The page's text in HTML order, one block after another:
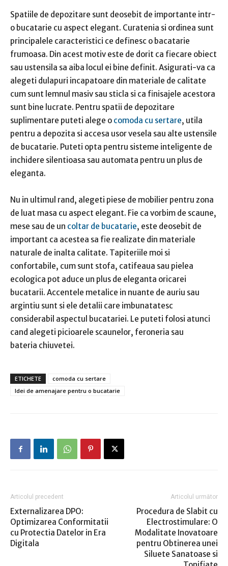
Spatiile de depozitare sunt deosebit de importante intr-
o bucatarie cu aspect elegant. Curatenia si ordinea sunt
principalele caracteristici ce definesc o bacatarie
frumoasa. Din acest motiv este de dorit ca fiecare obiect
sau ustensila sa aiba locul ei bine definit. Asigurati-va ca
alegeti dulapuri incapatoare din materiale de calitate
cum sunt lemnul masiv sau sticla si ca finisajele acestora
sunt bine lucrate. Pentru spatii de depozitare
suplimentare puteti alege o comoda cu sertare, utila
pentru a depozita si accesa usor vesela sau alte ustensile
de bucatarie. Puteti opta pentru sisteme inteligente de
inchidere silentioasa sau automata pentru un plus de
eleganta.
Nu in ultimul rand, alegeti piese de mobilier pentru zona
de luat masa cu aspect elegant. Fie ca vorbim de scaune,
mese sau de un coltar de bucatarie, este deosebit de
important ca acestea sa fie realizate din materiale
naturale de inalta calitate. Tapiteriile moi si
confortabile, cum sunt stofa, catifeaua sau pielea
ecologica pot aduce un plus de eleganta oricarei
bucatarii. Accentele metalice in nuante de auriu sau
argintiu sunt si ele detalii care imbunatatesc
considerabil aspectul bucatariei. Le puteti folosi atunci
cand alegeti picioarele scaunelor, feroneria sau
bateria chiuvetei.
ETICHETE
comoda cu sertare
Idei de amenajare pentru o bucatarie
Articolul precedent
Externalizarea DPO:
Optimizarea Conformitatii
cu Protectia Datelor in Era
Digitala
Articolul următor
Procedura de Slabit cu
Electrostimulare: O
Modalitate Inovatoare
pentru Obtinerea unei
Siluete Sanatoase si